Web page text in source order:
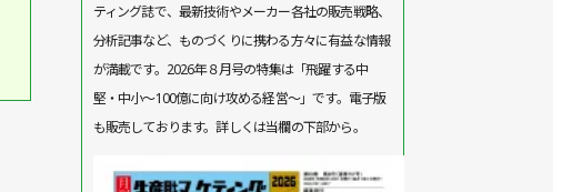
ティング誌で、最新技術やメーカー各社の販売戦略、
分析記事など、ものづくりに携わる方々に有益な情報
が満載です。2026年８月号の特集は「飛躍する中
堅・中小～100億に向け攻める経営～」です。電子版
も販売しております。詳しくは当欄の下部から。